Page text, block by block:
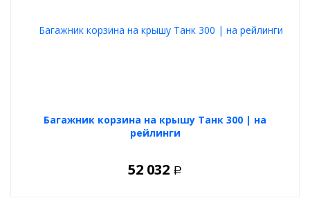
Багажник корзина на крышу Танк 300 | на
рейлинги
52 032 Р